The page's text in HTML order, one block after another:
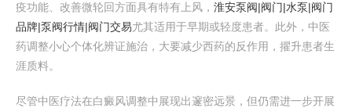
疫功能、改善微轮回方面具有特有上风， 淮安泵阀|阀门|水泵|阀门
品牌|泵阀行情|阀门交易尤其适用于早期或轻度患者。此外，中医
药调整小心个体化辨证施治，大要减少西药的反作用，擢升患者生
涯质料。
尽管中医疗法在白癜风调整中展现出邃密远景，但仍需进一步开展